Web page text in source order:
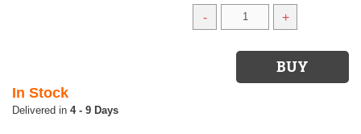
- +
In Stock
4 - 9 Days